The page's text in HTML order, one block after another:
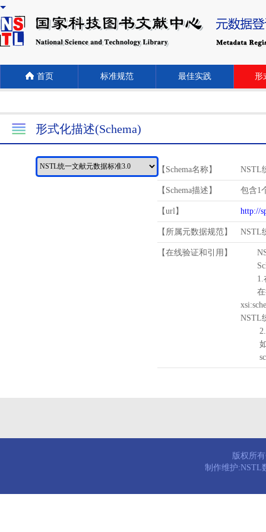
首页 标准规范 最佳实践 形
形式化描述(Schema)
【Schema名称】 NSTL
【Schema描述】 包含1
【url】 http://
【所属元数据规范】 NSTL
【在线验证和引用】
1.
在待
NSTL
2.
如需
版权所
制作维护:NSTL